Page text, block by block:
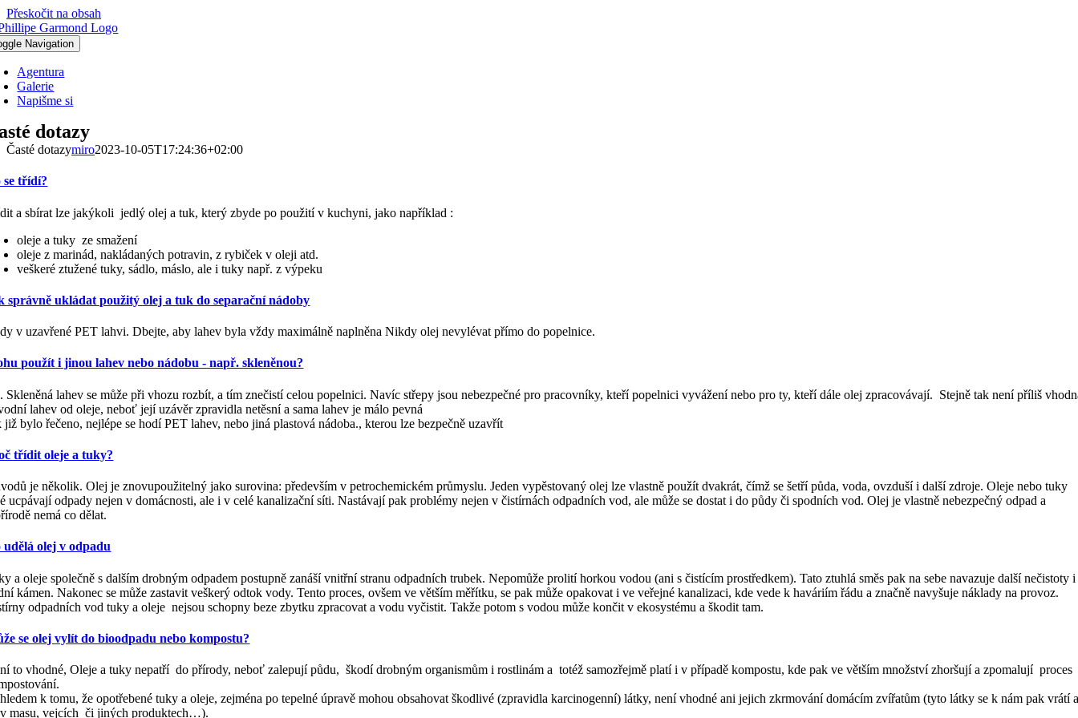
Přeskočit na obsah
Navigation
Agentura
Galerie
Napišme si
dotazy
Časté dotazymiro2023-10-05T17:24:36+02:00
se třídí?
a sbírat lze jakýkoli jedlý olej a tuk, který zbyde po použití v kuchyni, jako například :
oleje a tuky ze smažení
oleje z marinád, nakládaných potravin, z rybiček v oleji atd.
veškeré ztužené tuky, sádlo, máslo, ale i tuky např. z výpeku
správně ukládat použitý olej a tuk do separační nádoby
v uzavřené PET lahvi. Dbejte, aby lahev byla vždy maximálně naplněna Nikdy olej nevylévat přímo do popelnice.
použít i jinou lahev nebo nádobu - např. skleněnou?
Skleněná lahev se může při vhozu rozbít, a tím znečistí celou popelnici. Navíc střepy jsou nebezpečné pro pracovníky, kteří popelnici vyvážení nebo pro ty, kteří dále olej zpracovávají. Stejně tak není příliš
lahev od oleje, neboť její uzávěr zpravidla netěsní a sama lahev je málo pevná
již bylo řečeno, nejlépe se hodí PET lahev, nebo jiná plastová nádoba., kterou lze bezpečně uzavřít
třídit oleje a tuky?
je několik. Olej je znovupoužitelný jako surovina: především v petrochemickém průmyslu. Jeden vypěstovaný olej lze vlastně použít dvakrát, čímž se šetří půda, voda, ovzduší i další zdroje. Oleje nebo tuky
ucpávají odpady nejen v domácnosti, ale i v celé kanalizační síti. Nastávají pak problémy nejen v čistírnách odpadních vod, ale může se dostat i do půdy či spodních vod. Olej je vlastně nebezpečný odpad a
nemá co dělat.
udělá olej v odpadu
a oleje společně s dalším drobným odpadem postupně zanáší vnitřní stranu odpadních trubek. Nepomůže prolití horkou vodou (ani s čistícím prostředkem). Tato ztuhlá směs pak na sebe navazuje další nečistoty i
kámen. Nakonec se může zastavit veškerý odtok vody. Tento proces, ovšem ve větším měřítku, se pak může opakovat i ve veřejné kanalizaci, kde vede k haváriím řádu a značně navyšuje náklady na provoz.
odpadních vod tuky a oleje nejsou schopny beze zbytku zpracovat a vodu vyčistit. Takže potom s vodou může končit v ekosystému a škodit tam.
se olej vylít do bioodpadu nebo kompostu?
to vhodné, Oleje a tuky nepatří do přírody, neboť zalepují půdu, škodí drobným organismům i rostlinám a totéž samozřejmě platí i v případě kompostu, kde pak ve větším množství zhoršují a zpomalují proces
k tomu, že opotřebené tuky a oleje, zejména po tepelné úpravě mohou obsahovat škodlivé (zpravidla karcinogenní) látky, není vhodné ani jejich zkrmování domácím zvířatům (tyto látky se k nám pak vrátí
masu, vejcích či jiných produktech…).